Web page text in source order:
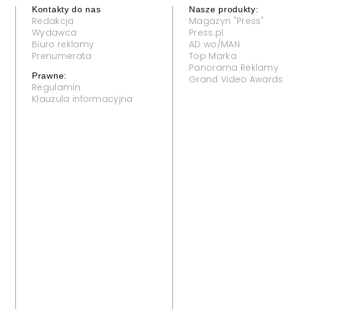
Kontakty do nas
Redakcja
Wydawca
Biuro reklamy
Prenumerata
Prawne:
Regulamin
Klauzula informacyjna
Nasze produkty:
Magazyn "Press"
Press.pl
AD wo/MAN
Top Marka
Panorama Reklamy
Grand Video Awards